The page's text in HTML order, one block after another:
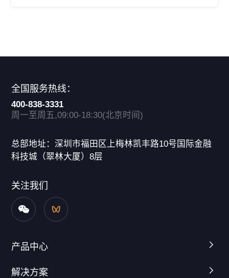
全国服务热线：
400-838-3331
周一至周五,09:00-18:30(北京时间)
总部地址：深圳市福田区上梅林凯丰路10号国际金融
科技城（翠林大厦）8层
关注我们
产品中心
解决方案